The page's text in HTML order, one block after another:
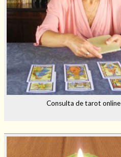
Consulta de tarot online